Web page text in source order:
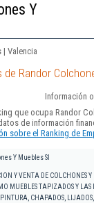
Y
Valencia
Randor
Información
que ocupa Randor
de información
sobre el Ranking de
Y Muebles Sl
Y VENTA DE COLCHONES Y
MUEBLES TAPIZADOS Y
CHAPADOS,